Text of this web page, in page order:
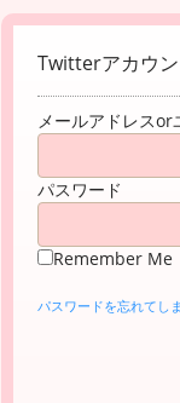
Twitterアカウ
メールアドレスor
パスワード
Remember Me
パスワードを忘れてし